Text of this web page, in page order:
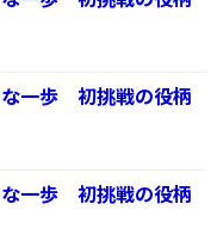
一歩 初挑戦の役柄
一歩 初挑戦の役柄